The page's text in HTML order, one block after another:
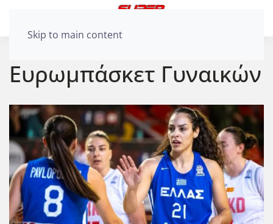
Skip to main content
Ευρωμπάσκετ Γυναικών